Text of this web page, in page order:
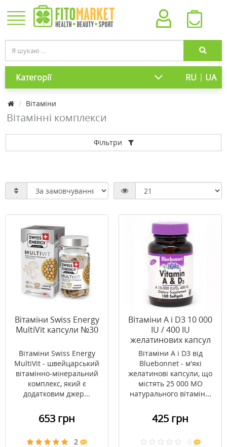
Категорії RU | UA
Вітаміни
Вітамінні комплекси
Фільтри
Вітаміни Swiss Energy
MultiVit капсули №30
Вітаміни Swiss Energy
MultiVit - швейцарський
вітамінно-мінеральний
комплекс, який є
додатковим джер...
653 грн
2
Вітаміни А і D3 10 000
IU / 400 IU
желатинових капсул
№100
Вітаміни А і D3 від
Bluebonnet - м'які
желатинові капсули, що
містять 25 000 МО
натурального вітамін...
425 грн
0